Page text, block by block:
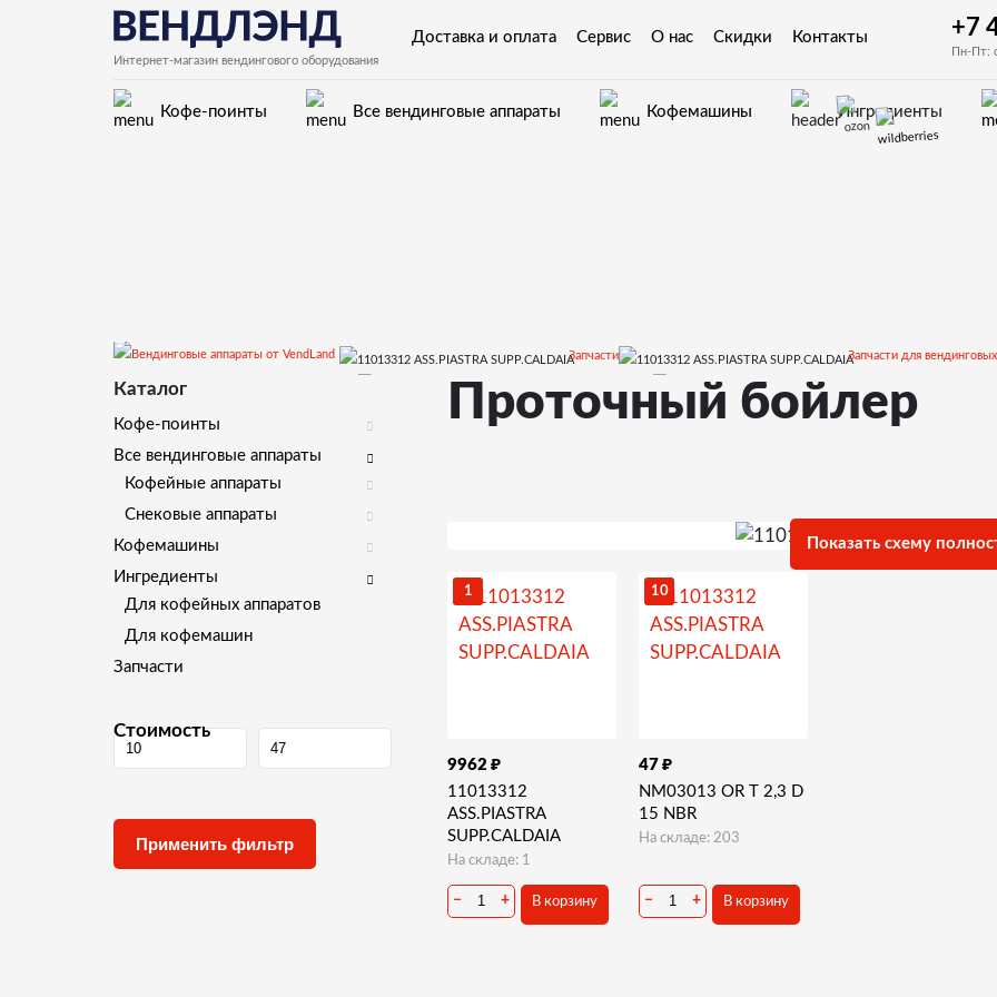
Интернет-магазин вендингового оборудования
Доставка и оплата Сервис О нас Скидки Контакты +7
Пн-Пт:
Кофе-поинты Все вендинговые аппараты Кофемашины Ингредиенты
Запчасти Запчасти для
Запчасти для вендинговых автоматов Saeco
Каталог
Кофе-поинты
Все вендинговые аппараты
Кофейные аппараты
Снековые аппараты
Кофемашины
Ингредиенты
Для кофейных аппаратов
Для кофемашин
Запчасти
Стоимость
Проточный бойлер
Показать схему
1
9962 ₽
11013312
ASS.PIASTRA
SUPP.CALDAIA
На складе: 1
− + В корзину
10
47 ₽
NM03013 OR T 2,3 D
15 NBR
На складе: 203
− + В корзину